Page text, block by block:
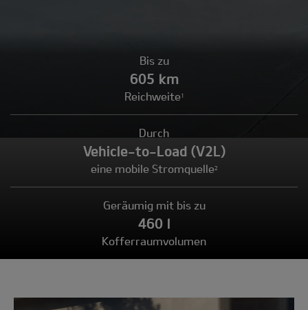
Bis zu
605 km
Reichweite1
Durch
Vehicle-to-Load (V2L)
eine mobile Stromquelle2
Geräumig mit bis zu
460 l
Kofferraumvolumen